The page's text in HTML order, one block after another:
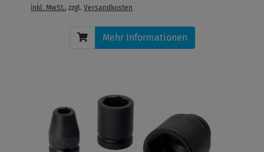
inkl. MwSt., zzgl.Versandkosten
Mehr Informationen